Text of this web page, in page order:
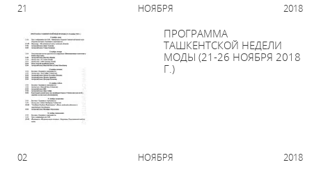
21 НОЯБРЯ 2018
ПРОГРАММА
ТАШКЕНТСКОЙ НЕДЕЛИ
МОДЫ (21-26 НОЯБРЯ 2018
Г.)
02 НОЯБРЯ 2018